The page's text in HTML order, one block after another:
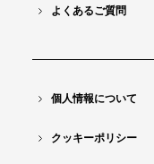
よくあるご質問
個人情報について
クッキーポリシー